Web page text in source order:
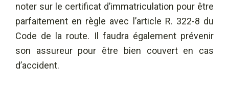
noter sur le certificat d’immatriculation pour être
parfaitement en règle avec l’article R. 322-8 du
Code de la route. Il faudra également prévenir
son assureur pour être bien couvert en cas
d’accident.